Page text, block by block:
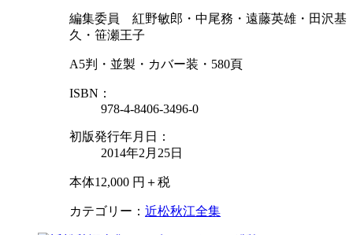
編集委員 紅野敏郎・中尾務・遠藤英雄・田沢基
久・笹瀬王子
A5判・並製・カバー装・580頁
ISBN：
978-4-8406-3496-0
初版発行年月日：
2014年2月25日
本体12,000 円＋税
カテゴリー： 近松秋江全集